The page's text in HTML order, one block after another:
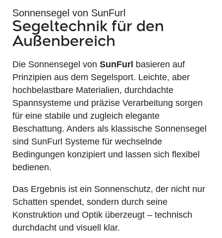
Sonnensegel von SunFurl
Segeltechnik für den
Außenbereich
Die Sonnensegel vonSunFurl basieren auf
Prinzipien aus dem Segelsport. Leichte, aber
hochbelastbare Materialien, durchdachte
Spannsysteme und präzise Verarbeitung sorgen
für eine stabile und zugleich elegante
Beschattung. Anders als klassische Sonnensegel
sind SunFurl Systeme für wechselnde
Bedingungen konzipiert und lassen sich flexibel
bedienen.
Das Ergebnis ist ein Sonnenschutz, der nicht nur
Schatten spendet, sondern durch seine
Konstruktion und Optik überzeugt – technisch
durchdacht und visuell klar.